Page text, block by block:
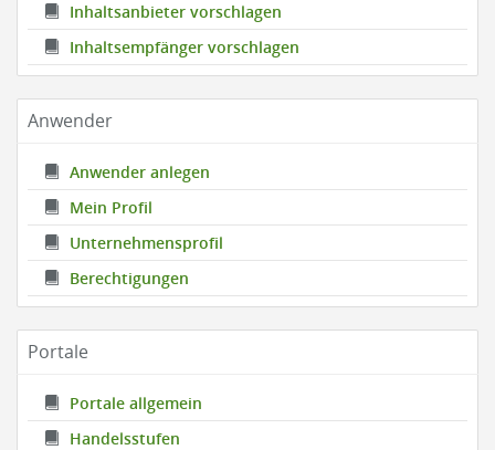
Inhaltsanbieter vorschlagen
Inhaltsempfänger vorschlagen
Anwender
Anwender anlegen
Mein Profil
Unternehmensprofil
Berechtigungen
Portale
Portale allgemein
Handelsstufen